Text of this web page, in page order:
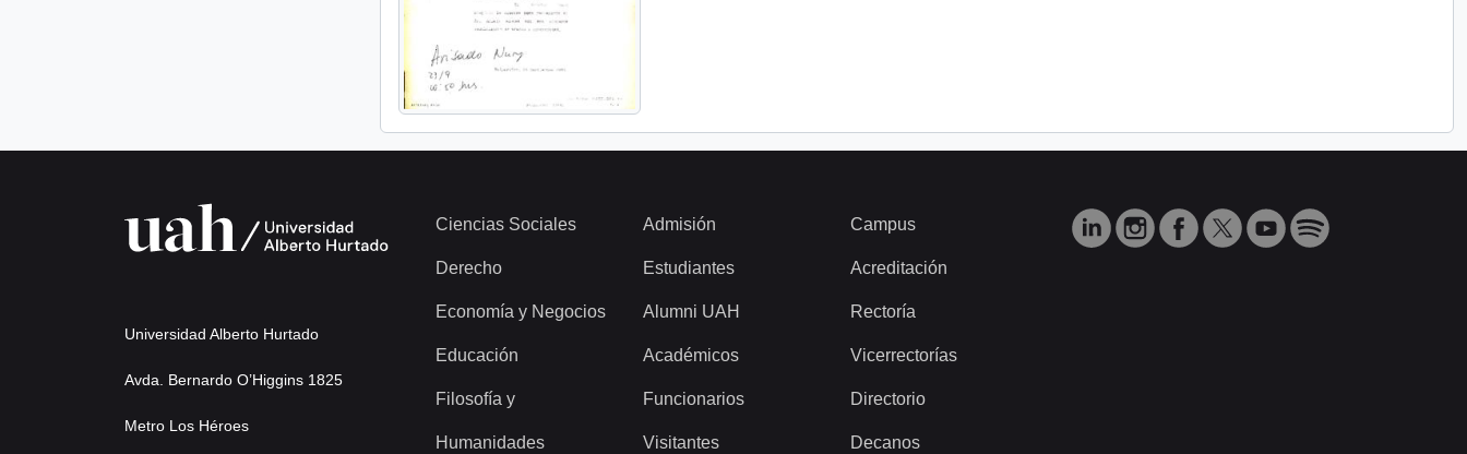
Universidad Alberto Hurtado
Avda. Bernardo O’Higgins 1825
Metro Los Héroes
Ciencias Sociales
Derecho
Economía y Negocios
Educación
Filosofía y
Humanidades
Admisión
Estudiantes
Alumni UAH
Académicos
Funcionarios
Visitantes
Campus
Acreditación
Rectoría
Vicerrectorías
Directorio
Decanos